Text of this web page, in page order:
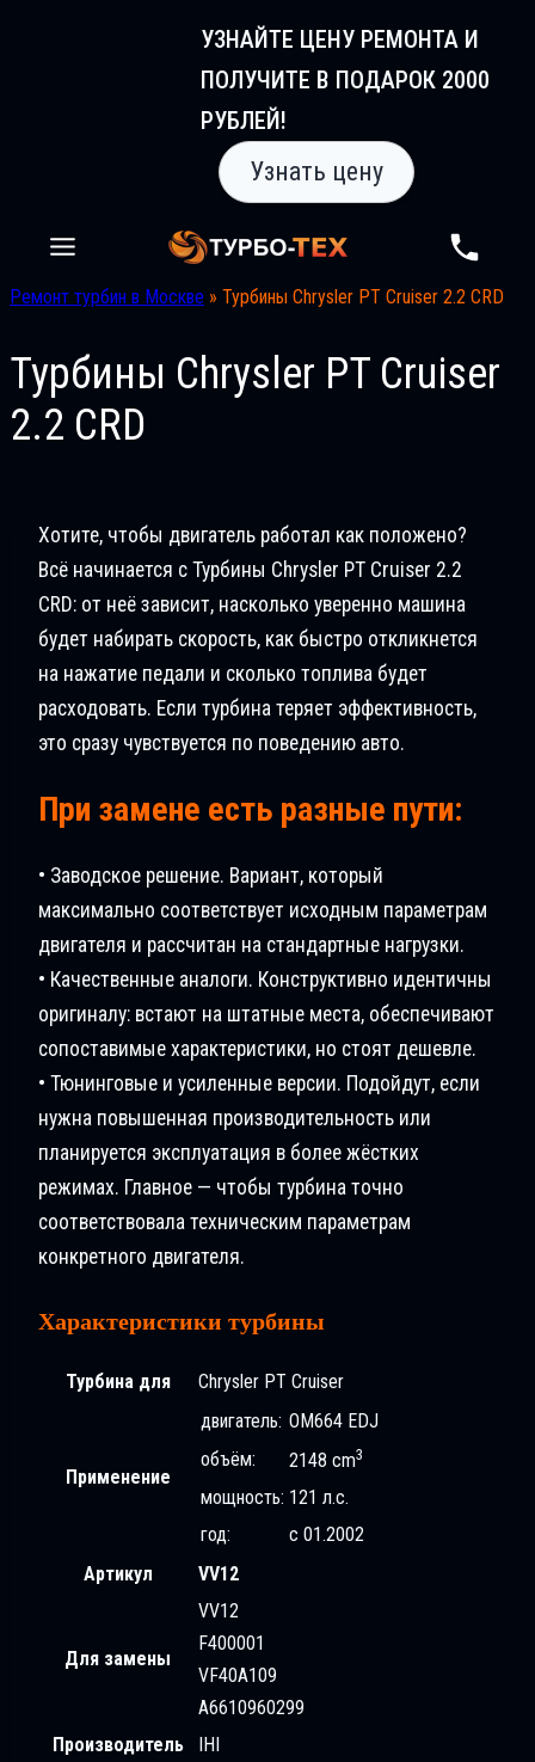
УЗНАЙТЕ ЦЕНУ РЕМОНТА И
ПОЛУЧИТЕ В ПОДАРОК 2000
РУБЛЕЙ!
Узнать цену
Ремонт турбин в Москве » Турбины Chrysler PT Cruiser 2.2 CRD
Турбины Chrysler PT Cruiser
2.2 CRD
Хотите, чтобы двигатель работал как положено?
Всё начинается с Турбины Chrysler PT Cruiser 2.2
CRD: от неё зависит, насколько уверенно машина
будет набирать скорость, как быстро откликнется
на нажатие педали и сколько топлива будет
расходовать. Если турбина теряет эффективность,
это сразу чувствуется по поведению авто.
При замене есть разные пути:
• Заводское решение. Вариант, который
максимально соответствует исходным параметрам
двигателя и рассчитан на стандартные нагрузки.
• Качественные аналоги. Конструктивно идентичны
оригиналу: встают на штатные места, обеспечивают
сопоставимые характеристики, но стоят дешевле.
• Тюнинговые и усиленные версии. Подойдут, если
нужна повышенная производительность или
планируется эксплуатация в более жёстких
режимах. Главное — чтобы турбина точно
соответствовала техническим параметрам
конкретного двигателя.
Характеристики турбины
Турбина для Chrysler PT Cruiser
Применение
двигатель: OM664 EDJ
объём:
2148 cm3
мощность: 121 л.с.
год:
с 01.2002
Артикул
VV12
Для замены
VV12
F400001
VF40A109
A6610960299
Производитель
IHI